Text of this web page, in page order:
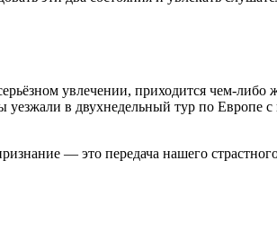
увлечении, приходится чем-либо
в двухнедельный тур по Европе
— это передача нашего